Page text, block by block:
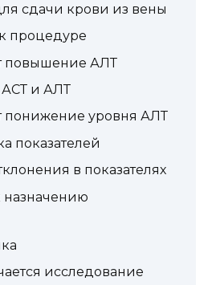
сдачи крови из вены
процедуре
повышение АЛТ
АСТ и АЛТ
понижение уровня АЛТ
показателей
в показателях
назначению
исследование